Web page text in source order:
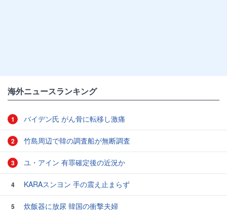
海外ニュースランキング
1 バイデン氏 がん骨に転移し激痛
2 竹島周辺で韓の調査船が無断調査
3 ユ・アイン 有罪確定後の近況か
4 KARAスンヨン 手の震え止まらず
5
炊飯器に放尿 韓国の衝撃夫婦